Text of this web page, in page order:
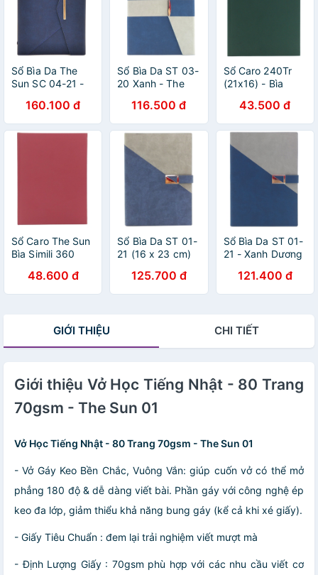
Sổ Bìa Da The
Sun SC 04-21 -
160.100 đ
Sổ Bìa Da ST 03-
20 Xanh - The
116.500 đ
Sổ Caro 240Tr
(21x16) - Bìa
43.500 đ
Sổ Caro The Sun
Bìa Simili 360
48.600 đ
Sổ Bìa Da ST 01-
21 (16 x 23 cm)
125.700 đ
Sổ Bìa Da ST 01-
21 - Xanh Dương
121.400 đ
GIỚI THIỆU CHI TIẾT
Giới thiệu Vở Học Tiếng Nhật - 80 Trang
70gsm - The Sun 01
Vở Học Tiếng Nhật - 80 Trang 70gsm - The Sun 01
- Vở Gáy Keo Bền Chắc, Vuông Vắn: giúp cuốn vở có thể mở
phẳng 180 độ & dễ dàng viết bài. Phần gáy với công nghệ ép
keo đa lớp, giảm thiểu khả năng bung gáy (kể cả khi xé giấy).
- Giấy Tiêu Chuẩn : đem lại trải nghiệm viết mượt mà
- Định Lượng Giấy : 70gsm phù hợp với các nhu cầu viết cơ